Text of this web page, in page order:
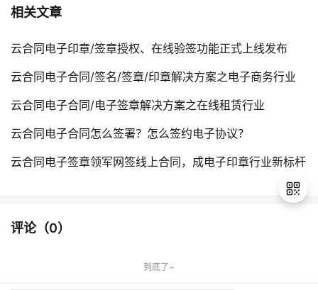
相关文章
云合同电子印章/签章授权、在线验签功能正式上线发布
云合同电子合同/签名/签章/印章解决方案之电子商务行业
云合同电子合同/电子签章解决方案之在线租赁行业
云合同电子合同怎么签署？怎么签约电子协议？
云合同电子签章领军网签线上合同，成电子印章行业新标杆
评论（0）
到底了~